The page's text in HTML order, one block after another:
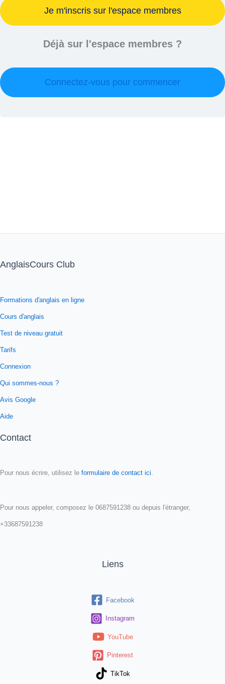
Je m'inscris sur l'espace membres
Déjà sur l'espace membres ?
Connectez-vous pour commencer
AnglaisCours Club
Formations d'anglais en ligne
Cours d'anglais
Test de niveau gratuit
Tarifs
Connexion
Qui sommes-nous ?
Avis Google
Aide
Contact
Pour nous écrire, utilisez le formulaire de contact ici.
Pour nous appeler, composez le 0687591238 ou depuis l'étranger,
+33687591238
Liens
Facebook
Instagram
YouTube
Pinterest
TikTok